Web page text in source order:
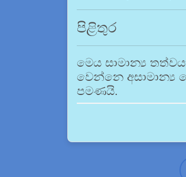
පිළිතුර
මෙය සාමාන්‍ය
වෙන්නෙ අසාමාන්‍ය
පමණයි.